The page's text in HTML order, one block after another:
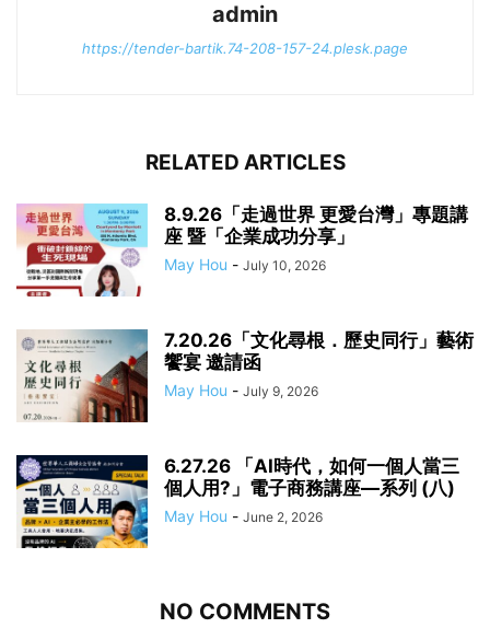
admin
https://tender-bartik.74-208-157-24.plesk.page
RELATED ARTICLES
8.9.26「走過世界 更愛台灣」專題講
座 暨「企業成功分享」
May Hou - July 10, 2026
7.20.26「文化尋根．歷史同行」藝術
饗宴 邀請函
May Hou - July 9, 2026
6.27.26 「AI時代，如何一個人當三
個人用?」電子商務講座—系列 (八)
May Hou - June 2, 2026
NO COMMENTS